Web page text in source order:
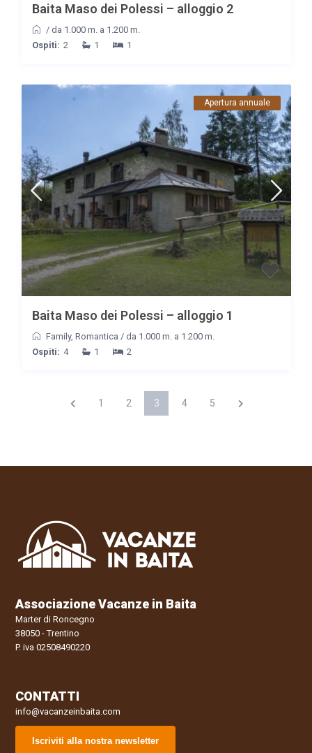
Baita Maso dei Polessi – alloggio 2
/ da 1.000 m. a 1.200 m.
Ospiti: 2 1 1
Apertura annuale
Baita Maso dei Polessi – alloggio 1
Family, Romantica / da 1.000 m. a 1.200 m.
Ospiti: 4 1 2
1 2 3 4 5
Associazione Vacanze in Baita
Marter di Roncegno
38050 - Trentino
P. iva 02508490220
CONTATTI
info@vacanzeinbaita.com
Iscriviti alla nostra newsletter